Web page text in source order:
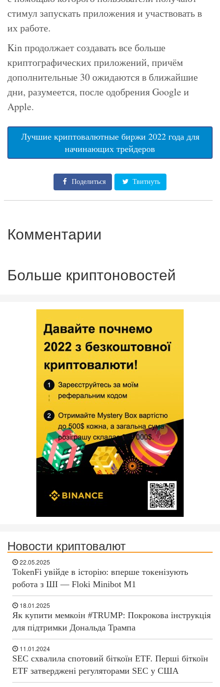
стимул запускать приложения и участвовать в
их работе.
Kin продолжает создавать все больше
криптографических приложений, причём
дополнительные 30 ожидаются в ближайшие
дни, разумеется, после одобрения Google и
Apple.
Лучшие криптовалютные биржи 2022 года для
начинающих трейдеров
Поделиться Твитнуть
Комментарии
Больше криптоновостей
Новости криптовалют
22.05.2025
TokenFi увійде в історію: вперше токенізують
робота з ШІ — Floki Minibot M1
18.01.2025
Як купити мемкоін #TRUMP: Покрокова інструкція
для підтримки Дональда Трампа
11.01.2024
SEC схвалила спотовий біткоїн ETF. Перші біткоїн
ETF затверджені регуляторами SEC у США